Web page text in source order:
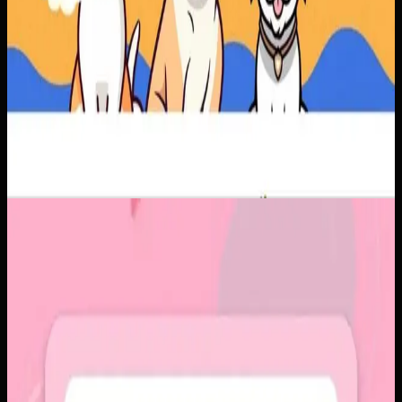
Sebelumnya
Platform sosial umum sering membuat momen personal
tenggelam di antara konten publik, iklan, dan tekanan
untuk selalu tampil sempurna. Pengguna membutuhkan